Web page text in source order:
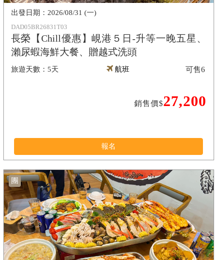
DAD05BR26831T03
長榮【Chill優惠】峴港５日-升等一晚五星、
瀨尿蝦海鮮大餐、贈越式洗頭
5天
2026/08/31 (一)
航班
銷售價$27,200
可售6
報名
團